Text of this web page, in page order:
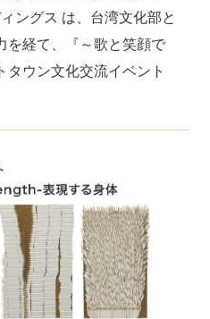
ングス は、台湾文化部と
を経て、『～歌と笑顔で
ウン文化交流イベント